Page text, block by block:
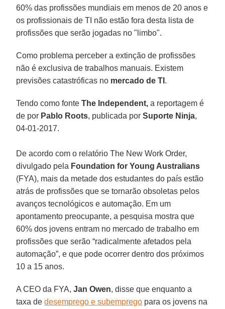
60% das profissões mundiais em menos de 20 anos e
os profissionais de TI não estão fora desta lista de
profissões que serão jogadas no "limbo".
Como problema perceber a extinção de profissões
não é exclusiva de trabalhos manuais. Existem
previsões catastróficas no mercado de TI .
Tendo como fonteThe Independent, a reportagem é
de por Pablo Roots, publicada porSuporte Ninja,
04-01-2017.
De acordo com o relatório The New Work Order,
divulgado pela Foundation for Young Australians
(FYA), mais da metade dos estudantes do país estão
atrás de profissões que se tornarão obsoletas pelos
avanços tecnológicos e automação. Em um
apontamento preocupante, a pesquisa mostra que
60% dos jovens entram no mercado de trabalho em
profissões que serão “radicalmente afetados pela
automação”, e que pode ocorrer dentro dos próximos
10 a 15 anos.
A CEO da FYA, Jan Owen, disse que enquanto a
taxa dedesemprego e subemprego para os jovens na